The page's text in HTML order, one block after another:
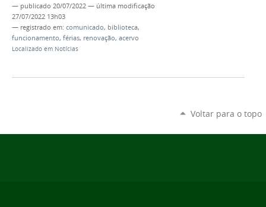
— publicado 20/07/2022 — última modificação
27/07/2022 13h03
— registrado em: comunicado, biblioteca,
funcionamento, férias, renovação, acervo
Localizado em Notícias
Voltar para o topo